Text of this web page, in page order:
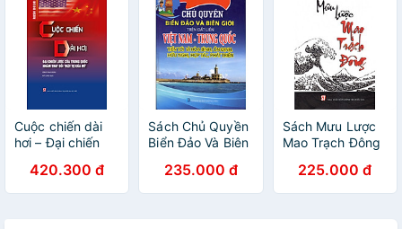
Cuộc chiến dài
hơi – Đại chiến
Quốc nhằm thay
đổi trật tự của
420.300 đ
Sách Chủ Quyền
Biển Đảo Và Biên
Việt Nam - Trung
Quốc
235.000 đ
Sách Mưu Lược
Mao Trạch Đông
225.000 đ